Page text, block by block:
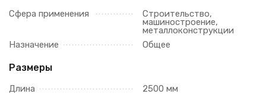
Сфера применения Строительство,
машиностроение,
металлоконструкции
Назначение
Общее
Размеры
Длина
2500 мм